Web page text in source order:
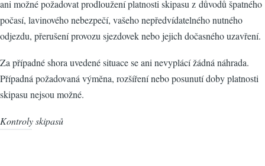
ani možné požadovat prodloužení platnosti skipasu z důvodů špatného
počasí, lavinového nebezpečí, vašeho nepředvídatelného nutného
odjezdu, přerušení provozu sjezdovek nebo jejich dočasného uzavření.
Za případné shora uvedené situace se ani nevyplácí žádná náhrada.
Případná požadovaná výměna, rozšíření nebo posunutí doby platnosti
skipasu nejsou možné.
Kontroly skipasů